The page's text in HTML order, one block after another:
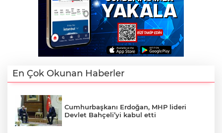
En Çok Okunan Haberler
Cumhurbaşkanı Erdoğan, MHP lideri
Devlet Bahçeli’yi kabul etti